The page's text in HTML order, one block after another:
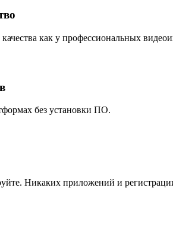
как у профессиональных
без установки ПО.
Никаких приложений и